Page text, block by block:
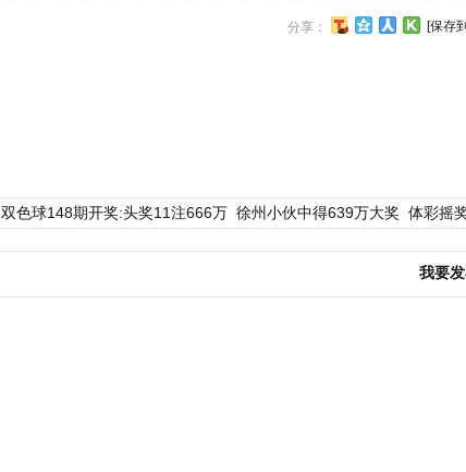
分享： [保存
双色球148期开奖:头奖11注666万 徐州小伙中得639万大奖 体彩摇
我要